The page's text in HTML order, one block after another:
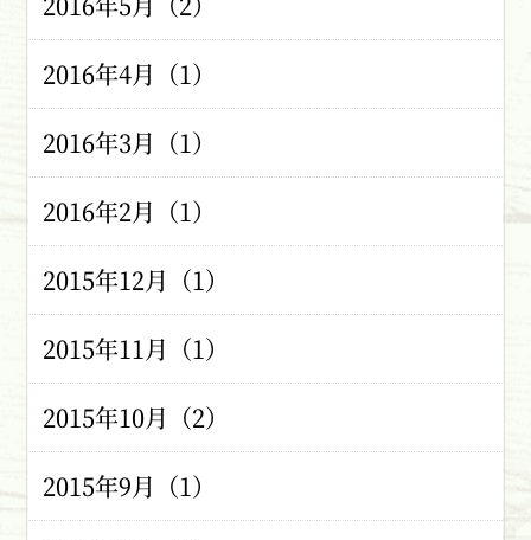
2016年4月（1）
2016年3月（1）
2016年2月（1）
2015年12月（1）
2015年11月（1）
2015年10月（2）
2015年9月（1）